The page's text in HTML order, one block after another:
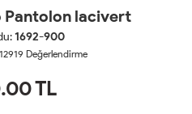
Pantolon lacivert
1692-900
12919 Değerlendirme
TL